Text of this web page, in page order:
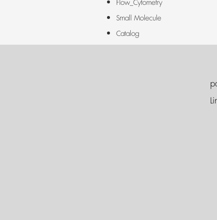
Flow_Cytometry
Small Molecule
Catalog